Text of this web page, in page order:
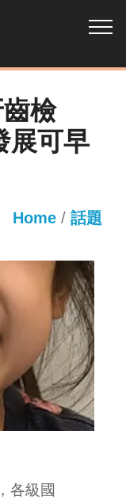
檢
展可早
Home / 話題
各級國